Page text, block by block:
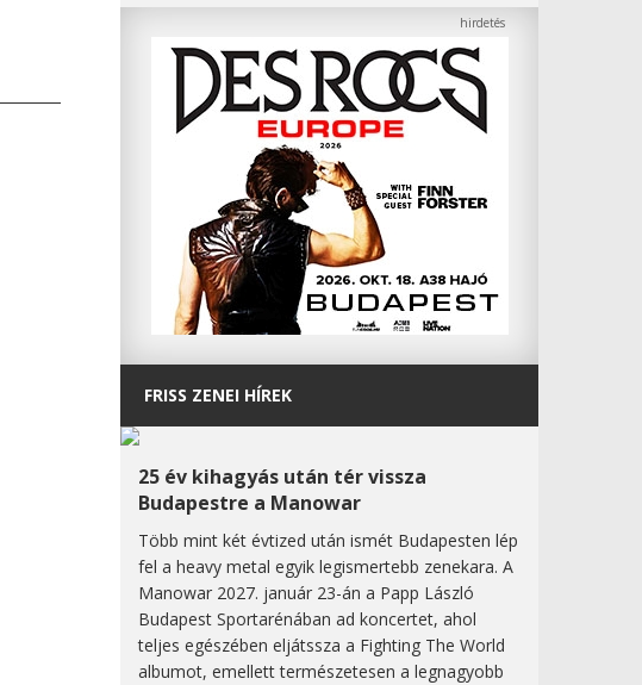
FRISS ZENEI HÍREK
25 év kihagyás után tér vissza
Budapestre a Manowar
Több mint két évtized után ismét Budapesten lép
fel a heavy metal egyik legismertebb zenekara. A
Manowar 2027. január 23-án a Papp László
Budapest Sportarénában ad koncertet, ahol
teljes egészében eljátssza a Fighting The World
albumot, emellett természetesen a legnagyobb